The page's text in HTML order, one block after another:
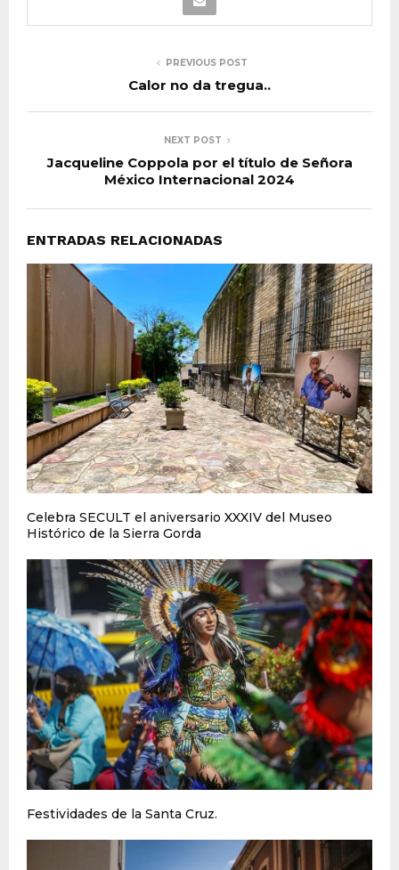
PREVIOUS POST
Calor no da tregua..
NEXT POST
Jacqueline Coppola por el título de Señora
México Internacional 2024
ENTRADAS RELACIONADAS
Celebra SECULT el aniversario XXXIV del Museo
Histórico de la Sierra Gorda
Festividades de la Santa Cruz.